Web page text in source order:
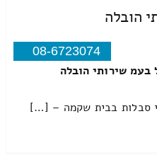
הובלה
08-6723074
בעמ שירותי הובלה
סבלות בבית שקמה – […]